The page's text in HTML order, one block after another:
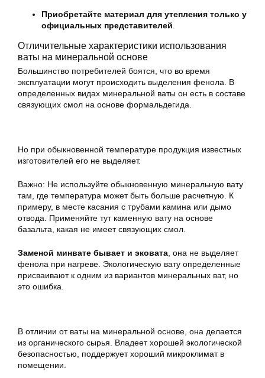
Приобретайте материал для утепления только у
официальных представителей.
Отличительные характеристики использования
ваты на минеральной основе
Большинство потребителей боятся, что во время
эксплуатации могут происходить выделения фенола. В
определенных видах минеральной ваты он есть в составе
связующих смол на основе формальдегида.
Но при обыкновенной температуре продукция известных
изготовителей его не выделяет.
Важно: Не используйте обыкновенную минеральную вату
там, где температура может быть больше расчетную. К
примеру, в месте касания с трубами камина или дымо
отвода. Применяйте тут каменную вату на основе
базальта, какая не имеет связующих смол.
Заменой минвате бывает и эковата, она не выделяет
фенола при нагреве. Экологическую вату определенные
присваивают к одним из вариантов минеральных ват, но
это ошибка.
В отличии от ваты на минеральной основе, она делается
из органического сырья. Владеет хорошей экологической
безопасностью, поддержует хороший микроклимат в
помещении.